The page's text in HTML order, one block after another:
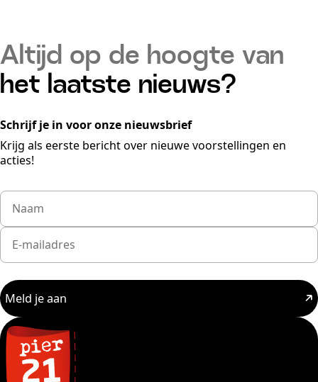
Altijd op de hoogte van
het laatste nieuws?
Schrijf je in voor onze nieuwsbrief
Krijg als eerste bericht over nieuwe voorstellingen en
acties!
Meld je aan